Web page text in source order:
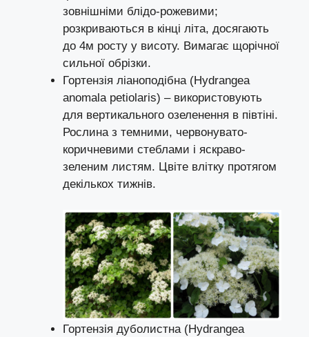
зовнішніми блідо-рожевими;
розкриваються в кінці літа, досягають
до 4м росту у висоту. Вимагає щорічної
сильної обрізки.
Гортензія ліаноподібна (Hydrangea
anomala petiolaris) – використовують
для вертикального озеленення в півтіні.
Рослина з темними, червонувато-
коричневими стеблами і яскраво-
зеленим листям. Цвіте влітку протягом
декількох тижнів.
Гортензія дуболистна (Hydrangea